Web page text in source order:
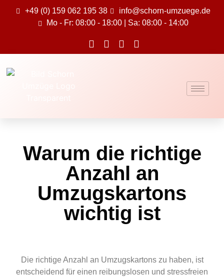
+49 (0) 159 062 195 38
info@schorn-umzuege.de
Mo - Fr: 08:00 - 18:00 | Sa: 08:00 - 14:00
Warum die richtige
Anzahl an
Umzugskartons
wichtig ist
Die richtige Anzahl an Umzugskartons zu haben, ist
entscheidend für einen reibungslosen und stressfreien